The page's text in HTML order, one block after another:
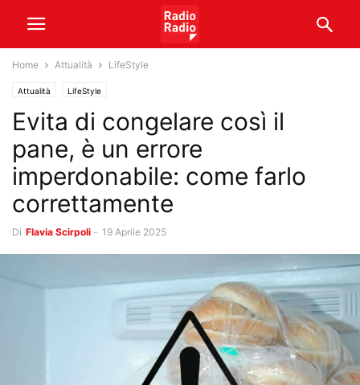
Home Attualità LifeStyle
Attualità LifeStyle
Evita di congelare così il
pane, è un errore
imperdonabile: come farlo
correttamente
Di Flavia Scirpoli - 19 Aprile 2025